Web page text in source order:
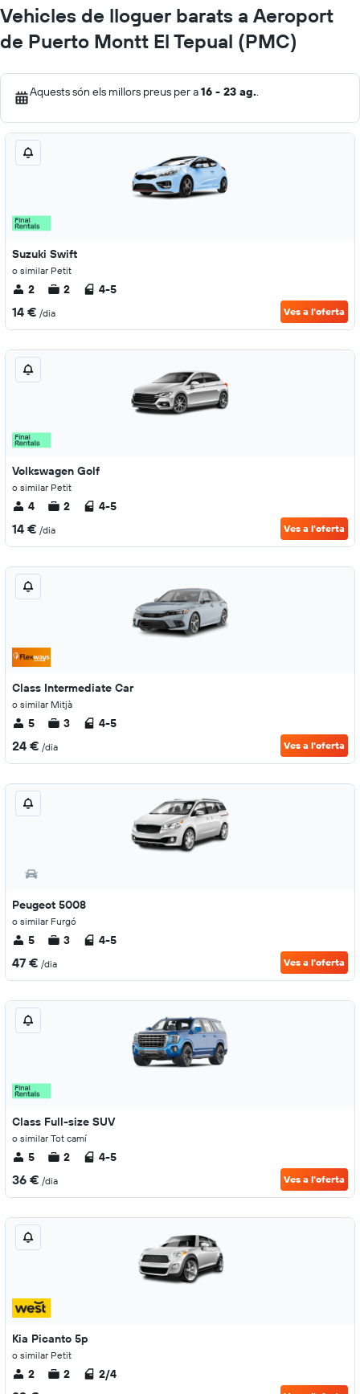
Vehicles de lloguer barats a Aeroport
de Puerto Montt El Tepual (PMC)
Aquests són els millors preus per a16 - 23 ag..
Suzuki Swift
o similar Petit
2 2 4-5
14 € /dia Ves a l'oferta
Volkswagen Golf
o similar Petit
4 2 4-5
14 € /dia Ves a l'oferta
Class Intermediate Car
o similar Mitjà
5 3 4-5
24 € /dia Ves a l'oferta
Peugeot 5008
o similar Furgó
5 3 4-5
47 € /dia Ves a l'oferta
Class Full-size SUV
o similar Tot camí
5 2 4-5
36 € /dia Ves a l'oferta
Kia Picanto 5p
o similar Petit
2 2 2/4